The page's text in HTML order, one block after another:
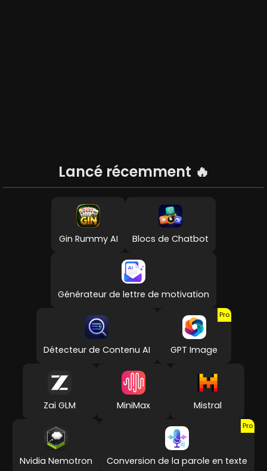
Lancé récemment 🔥
Gin Rummy AI Blocs de Chatbot
Générateur de lettre de motivation
Détecteur de Contenu AI GPT Image
Pro
Zai GLM MiniMax Mistral
Nvidia Nemotron Conversion de la parole en texte
Pro